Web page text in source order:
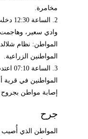
مخامرة.
2.
وادي سعير،
المواطن: نظام
المواطنين الزراعية.
3.
المواطنين في قرية
إصابة مواطن
جرح
المواطن الذي